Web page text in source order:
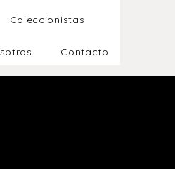
Coleccionistas
Contacto